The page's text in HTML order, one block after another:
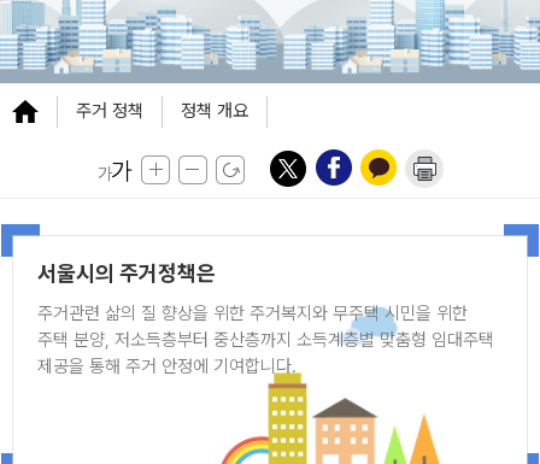
주거 정책 정책 개요
서울시의 주거정책은
주거관련 삶의 질 향상을 위한 주거복지와 무주택 시민을 위한
주택 분양, 저소득층부터 중산층까지 소득계층별 맞춤형 임대주택
제공을 통해 주거 안정에 기여합니다.